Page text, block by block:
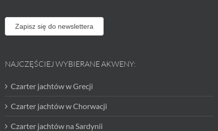
Zapisz się do newslettera
NAJCZĘŚCIEJ WYBIERANE AKWENY:
Czarter jachtów w Grecji
Czarter jachtów w Chorwacji
Czarter jachtów na Sardynii